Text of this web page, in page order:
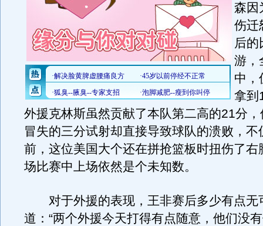
森因
伤迁
后的
游，
中，
拿到
外援克林斯虽然贡献了本队第二高的21分
冒失的三分试射却直接导致球队的溃败，不
前，这位美国大个还在拼抢篮板时扭伤了右
场比赛中上场依然是个未知数。
对于外援的表现，王非赛后多少有点无
道：“两个外援今天打得有点随意，他们没